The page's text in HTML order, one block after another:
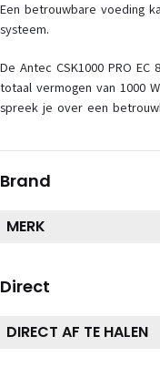
Een betrouwbare voeding
systeem.
De Antec CSK1000 PRO
totaal vermogen van 1000
spreek je over een
Brand
MERK
Direct
DIRECT AF TE HALEN